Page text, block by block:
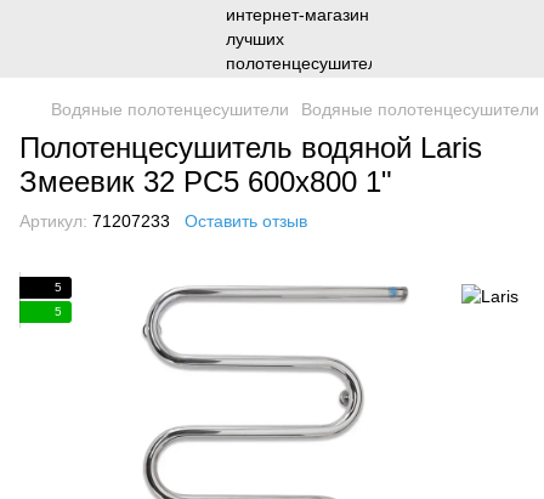
Водяные полотенцесушители Водяные полотенцесушители
Полотенцесушитель водяной Laris
Змеевик 32 РС5 600х800 1"
Артикул: 71207233 Оставить отзыв
5
5